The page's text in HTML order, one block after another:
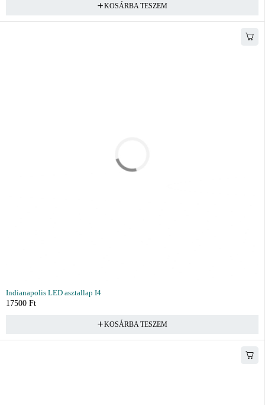
KOSÁRBA TESZEM
Indianapolis LED asztallap I4
17500 Ft
KOSÁRBA TESZEM